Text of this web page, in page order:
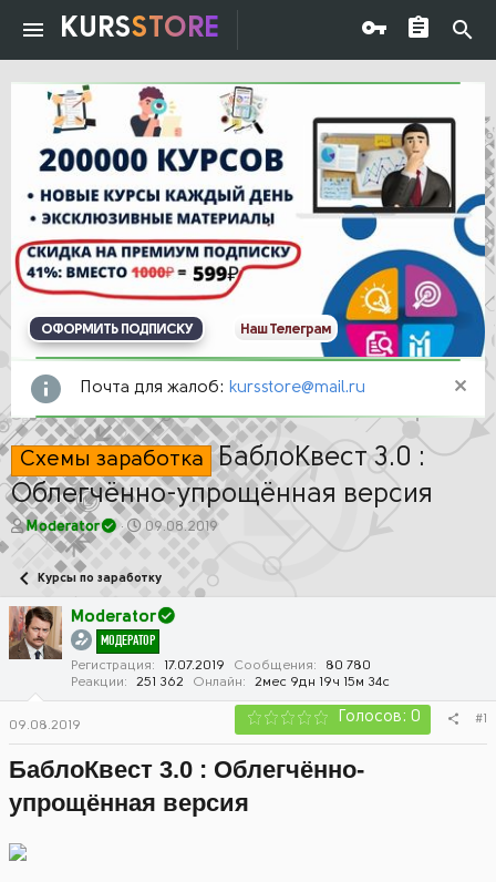
KURSSTORE
ОФОРМИТЬ ПОДПИСКУ Наш Телеграм
Почта для жалоб: kursstore@mail.ru
Схемы заработка БаблоКвест 3.0 :
Облегчённо-упрощённая версия
А
т
о
р
т
е
Moderator
Д
а
а
ч
а
л
а
09.08.2019
Курсы по заработку
Moderator
МОДЕРАТОР
Регистрация 17.07.2019 Сообщения
80 780
Реакции
251 362 Онлайн 2мес 9дн 19ч 15м 34с
09.08.2019 Голосов: 0 #1
БаблоКвест 3.0 : Облегчённо-
упрощённая версия